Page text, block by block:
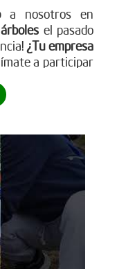
a nosotros en
el pasado
¿Tu empresa
a participar
unirte, visita